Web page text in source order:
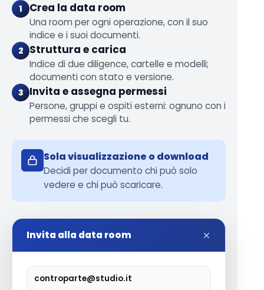
1 Crea la data room
Una room per ogni operazione, con il suo
indice e i suoi documenti.
2 Struttura e carica
Indice di due diligence, cartelle e modelli;
documenti con stato e versione.
3 Invita e assegna permessi
Persone, gruppi e ospiti esterni: ognuno con i
permessi che scegli tu.
Sola visualizzazione o download
Decidi per documento chi può solo
vedere e chi può scaricare.
Invita alla data room
controparte@studio.it